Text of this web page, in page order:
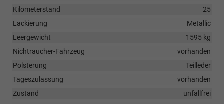
Kilometerstand
25
Lackierung
Metallic
Leergewicht
1595 kg
Nichtraucher-Fahrzeug
vorhanden
Polsterung
Teilleder
Tageszulassung
vorhanden
Zustand
unfallfrei